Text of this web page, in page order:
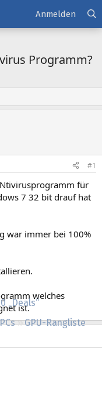
„Deals“
GPU-Rangliste
Anmelden
Programm?
#1
für
7 32 bit drauf hat
war immer bei 100%
welches
ist.